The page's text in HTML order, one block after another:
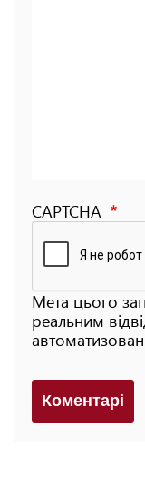
CAPTCHA
Мета цього
реальним
Коментарi